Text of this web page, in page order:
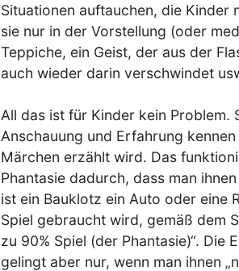
Situationen auftauchen, die Kinder
sie nur in der Vorstellung (oder
Teppiche, ein Geist, der aus der
auch wieder darin verschwindet
All das ist für Kinder kein Problem.
Anschauung und Erfahrung
Märchen erzählt wird. Das
Phantasie dadurch, dass man
ist ein Bauklotz ein Auto oder eine
Spiel gebraucht wird, gemäß dem
zu 90% Spiel (der Phantasie)“. Die
gelingt aber nur, wenn man ihnen